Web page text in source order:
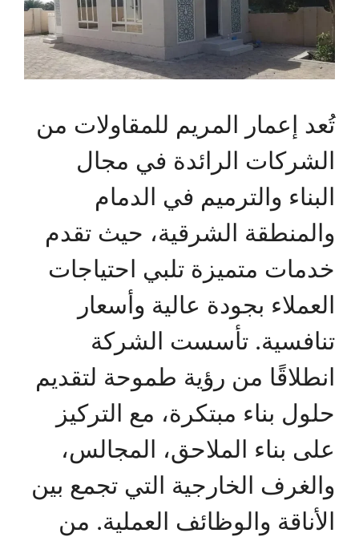
تُعد إعمار المريم للمقاولات من
الشركات الرائدة في مجال
البناء والترميم في الدمام
والمنطقة الشرقية، حيث تقدم
خدمات متميزة تلبي احتياجات
العملاء بجودة عالية وأسعار
تنافسية. تأسست الشركة
انطلاقًا من رؤية طموحة لتقديم
حلول بناء مبتكرة، مع التركيز
على بناء الملاحق، المجالس،
والغرف الخارجية التي تجمع بين
الأناقة والوظائف العملية. من